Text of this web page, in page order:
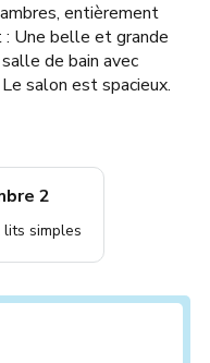
entièrement
: Une belle et grande
de bain avec
salon est spacieux.
2
lits simples